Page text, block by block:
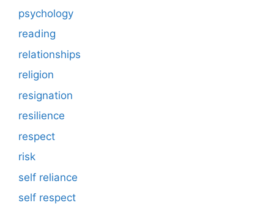
psychology
reading
relationships
religion
resignation
resilience
respect
risk
self reliance
self respect